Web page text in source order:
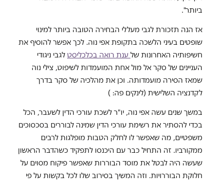
ביותר".
אז הנה תזכורת לגבי מעללי הבחירה הטובה ביותר למינוי
שופטים בעיני הלשכה בתקופת אפי נוה. לכך אפשר להוסיף את
חשיפותיה האחרונות שלענת רואה בכלכליסטלגבי ניגודי
העניינים של סקר אל מול אחת המועמדות לשיפוט, צילי נוה
שמאז הסירה מועמדותה. וכן את מהלכיה של סקר בדרך
לקדנציה השלישית (לינקים פה: )
במשך שנים עשה אפי נוה, יו"ר לשכת עורכי הדין לשעבר, הכל
בכדי להסתיר את רשימת עורכי הדין שמינה לבוררים בסכסוכים
משפטיים, מה שאפשר לו לחלק הטבות מופלגות לרבים
ממקורביו. זה התחיל כבר עם היכנסו לתפקיד כשהדבר הראשון
שעשה היה לבטל את מוסד הבוררות שאפשר פיקוח מסוים על
חלוקת הבוררויות. וזה המשיך בסירוב שלו לכל בקשות על פי